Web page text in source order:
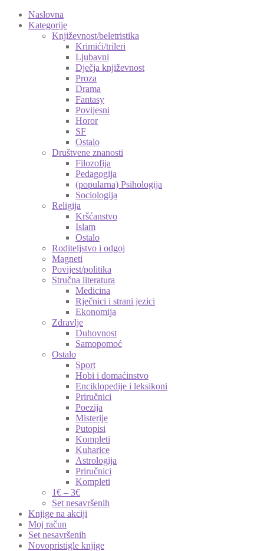
Naslovna
Kategorije
Književnost/beletristika
Krimići/trileri
Ljubavni
Dječja književnost
Proza
Drama
Fantasy
Povijesni
Horor
SF
Ostalo
Društvene znanosti
Filozofija
Pedagogija
(popularna) Psihologija
Sociologija
Religija
Kršćanstvo
Islam
Ostalo
Roditeljstvo i odgoj
Magneti
Povijest/politika
Stručna literatura
Medicina
Rječnici i strani jezici
Ekonomija
Zdravlje
Duhovnost
Samopomoć
Ostalo
Sport
Hobi i domaćinstvo
Enciklopedije i leksikoni
Priručnici
Poezija
Misterije
Putopisi
Kompleti
Kuharice
Astrologija
Priručnici
Kompleti
1€ – 3€
Set nesavršenih
Knjige na akciji
Moj račun
Set nesavršenih
Novopristigle knjige